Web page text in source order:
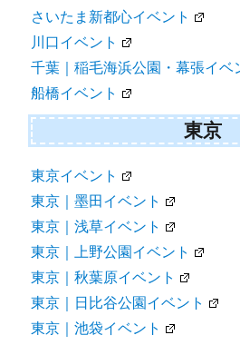
さいたま新都心イベント
川口イベント
千葉｜稲毛海浜公園・幕張イベ
船橋イベント
東京
東京イベント
東京｜墨田イベント
東京｜浅草イベント
東京｜上野公園イベント
東京｜秋葉原イベント
東京｜日比谷公園イベント
東京｜池袋イベント